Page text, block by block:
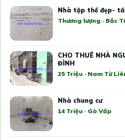
Nhà tập thể đẹp-
Thương lượng · Bắc
CHO THUÊ NHÀ
ĐÌNH
25 Triệu · Nam Từ
Nhà chung cư
14 Triệu · Gò Vấp